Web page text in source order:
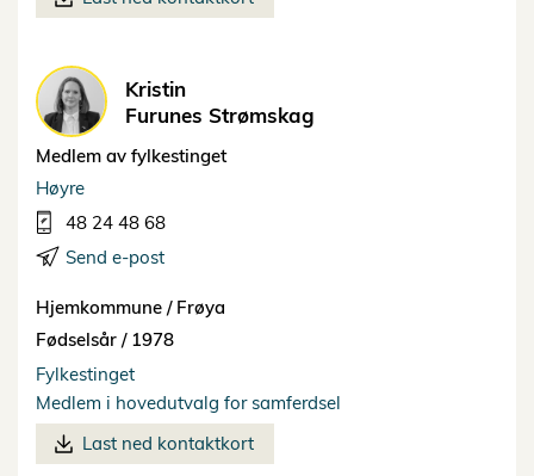
Kristin
Furunes Strømskag
Medlem av fylkestinget
Høyre
48 24 48 68
Send e-post
Hjemkommune / Frøya
Fødselsår / 1978
Fylkestinget
Medlem i hovedutvalg for samferdsel
Last ned kontaktkort